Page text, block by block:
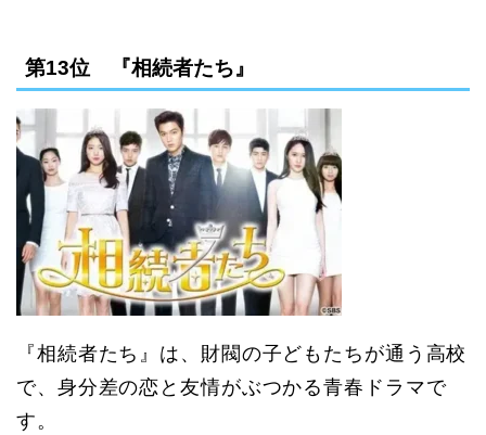
第13位 『相続者たち』
『相続者たち』は、財閥の子どもたちが通う高校
で、身分差の恋と友情がぶつかる青春ドラマで
す。